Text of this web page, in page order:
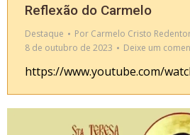
Reflexão do Carmelo
Destaque Por Carmelo Cristo
8 de outubro de 2023
Deixe um
https://www.youtube.com/